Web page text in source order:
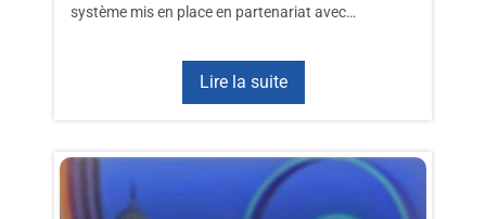
système mis en place en partenariat avec…
Lire la suite